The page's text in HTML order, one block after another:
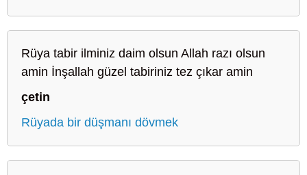
Rüya tabir ilminiz daim olsun Allah razı olsun
amin İnşallah güzel tabiriniz tez çıkar amin
çetin
Rüyada bir düşmanı dövmek